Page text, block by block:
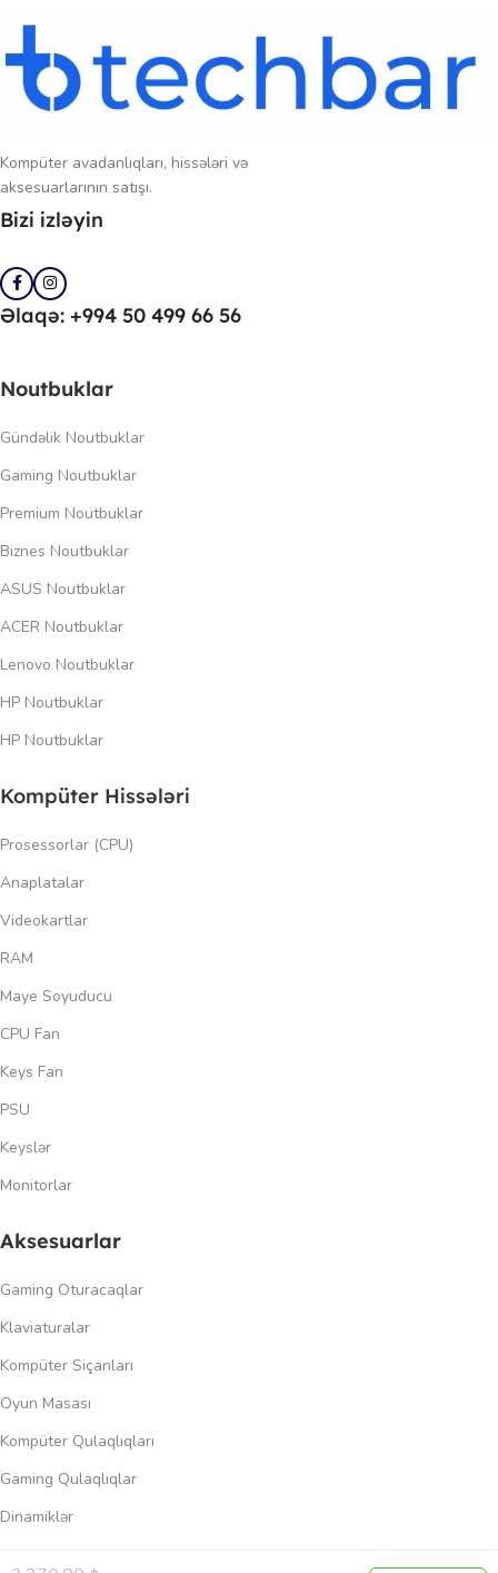
Kompüter avadanlıqları, hissələri və
aksesuarlarının satışı.
Bizi izləyin
Əlaqə: +994 50 499 66 56
Noutbuklar
Gündəlik Noutbuklar
Gaming Noutbuklar
Premium Noutbuklar
Biznes Noutbuklar
ASUS Noutbuklar
ACER Noutbuklar
Lenovo Noutbuklar
HP Noutbuklar
HP Noutbuklar
Kompüter Hissələri
Prosessorlar (CPU)
Anaplatalar
Videokartlar
RAM
Maye Soyuducu
CPU Fan
Keys Fan
PSU
Keyslər
Monitorlar
Aksesuarlar
Gaming Oturacaqlar
Klaviaturalar
Kompüter Siçanları
Oyun Masası
Kompüter Qulaqlıqları
Gaming Qulaqlıqlar
Dinamiklər